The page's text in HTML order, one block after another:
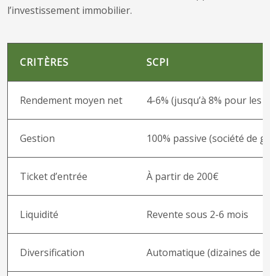
l’investissement immobilier.
CRITÈRES SCPI
Rendement moyen net 4-6% (jusqu’à 8% pour les
Gestion 100% passive (société de
Ticket d’entrée À partir de 200€
Liquidité Revente sous 2-6 mois
Diversification Automatique (dizaines de